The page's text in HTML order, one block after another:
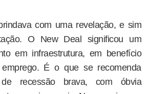
com uma revelação, e sim
O New Deal significou um
em infraestrutura, em benefício
É o que se recomenda
recessão brava, com óbvia